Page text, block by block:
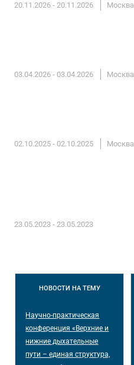
20.11.2026 - 20.11.2026 Москва
03.04.2026 - 03.04.2026 Москва
02.10.2025 - 02.10.2025 Москва
23.05.2023 - 23.05.2023
НОВОСТИ НА ТЕМУ
Научно-практическая
конференция «Верхние и
нижние дыхательные
пути – единая структура,